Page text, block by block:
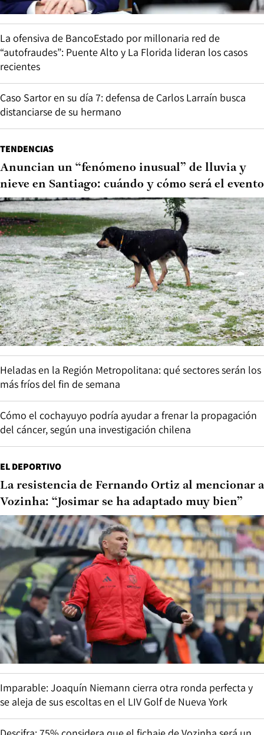
La ofensiva de BancoEstado por millonaria red de
“autofraudes”: Puente Alto y La Florida lideran los casos
recientes
Caso Sartor en su día 7: defensa de Carlos Larraín busca
distanciarse de su hermano
TENDENCIAS
Anuncian un “fenómeno inusual” de lluvia y
nieve en Santiago: cuándo y cómo será el evento
Heladas en la Región Metropolitana: qué sectores serán los
más fríos del fin de semana
Cómo el cochayuyo podría ayudar a frenar la propagación
del cáncer, según una investigación chilena
EL DEPORTIVO
La resistencia de Fernando Ortiz al mencionar a
Vozinha: “Josimar se ha adaptado muy bien”
Imparable: Joaquín Niemann cierra otra ronda perfecta y
se aleja de sus escoltas en el LIV Golf de Nueva York